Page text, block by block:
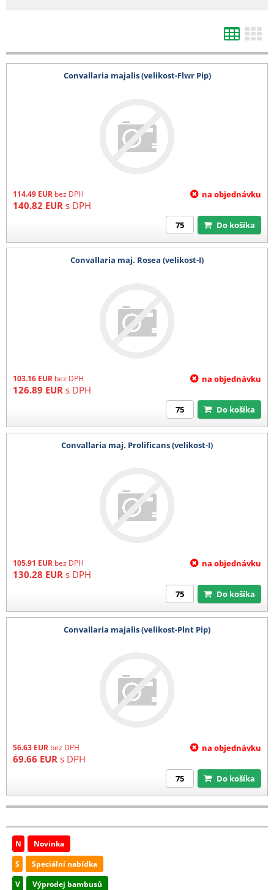
Convallaria majalis (velikost-Flwr Pip)
114.49 EUR bez DPH
140.82 EUR s DPH
na objednávku
Do košíka
Convallaria maj. Rosea (velikost-I)
103.16 EUR bez DPH
126.89 EUR s DPH
na objednávku
Do košíka
Convallaria maj. Prolificans (velikost-I)
105.91 EUR bez DPH
130.28 EUR s DPH
na objednávku
Do košíka
Convallaria majalis (velikost-Plnt Pip)
56.63 EUR bez DPH
69.66 EUR s DPH
na objednávku
Do košíka
N
Novinka
S
Speciální nabídka
V
Výprodej bambusů